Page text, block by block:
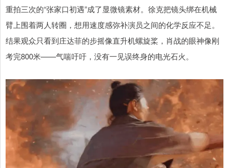
重拍三次的“张家口初遇”成了显微镜素材。徐克把镜头绑在机械
臂上围着两人转圈，想用速度感弥补演员之间的化学反应不足。
结果观众只看到庄达菲的步摇像直升机螺旋桨，肖战的眼神像刚
考完800米——气喘吁吁，没有一见误终身的电光石火。